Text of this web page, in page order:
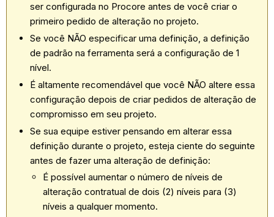
ser configurada no Procore antes de você criar o
primeiro pedido de alteração no projeto.
Se você NÃO especificar uma definição, a definição
de padrão na ferramenta será a configuração de 1
nível.
É altamente recomendável que você NÃO altere essa
configuração depois de criar pedidos de alteração de
compromisso em seu projeto.
Se sua equipe estiver pensando em alterar essa
definição durante o projeto, esteja ciente do seguinte
antes de fazer uma alteração de definição:
É possível aumentar o número de níveis de
alteração contratual de dois (2) níveis para (3)
níveis a qualquer momento.